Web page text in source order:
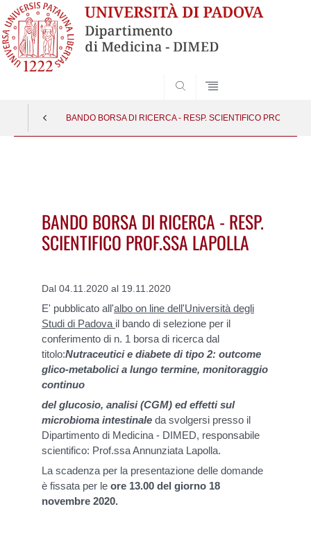
BANDO BORSA DI RICERCA - RESP. SCIENTIFICO PROF.SSA
BANDO BORSA DI RICERCA - RESP.
SCIENTIFICO PROF.SSA LAPOLLA
Dal 04.11.2020 al 19.11.2020
E' pubblicato all'albo on line dell'Università degli
Studi di Padova il bando di selezione per il
conferimento di n. 1 borsa di ricerca dal
titolo:Nutraceutici e diabete di tipo 2: outcome
glico-metabolici a lungo termine, monitoraggio
continuo
del glucosio, analisi (CGM) ed effetti sul
microbioma intestinale da svolgersi presso il
Dipartimento di Medicina - DIMED, responsabile
scientifico: Prof.ssa Annunziata Lapolla.
La scadenza per la presentazione delle domande
è fissata per le ore 13.00 del giorno 18
novembre 2020.